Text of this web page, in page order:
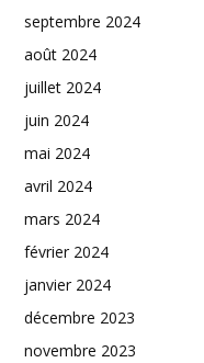
septembre 2024
août 2024
juillet 2024
juin 2024
mai 2024
avril 2024
mars 2024
février 2024
janvier 2024
décembre 2023
novembre 2023